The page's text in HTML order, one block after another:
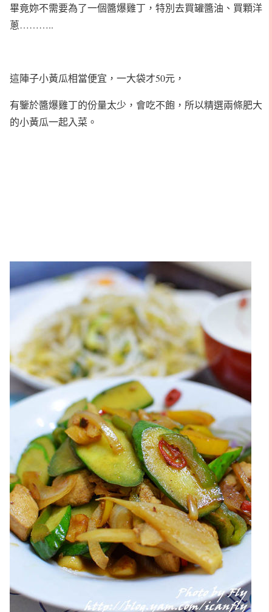
畢竟妳不需要為了一個醬爆雞丁，特別去買罐醬油、買顆洋
蔥………..
這陣子小黃瓜相當便宜，一大袋才50元，
有鑒於醬爆雞丁的份量太少，會吃不飽，所以精選兩條肥大
的小黃瓜一起入菜。